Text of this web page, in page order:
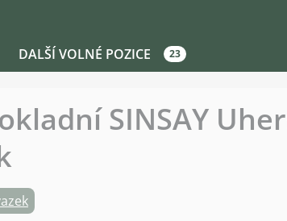
DALŠÍ VOLNÉ POZICE 23
SINSAY